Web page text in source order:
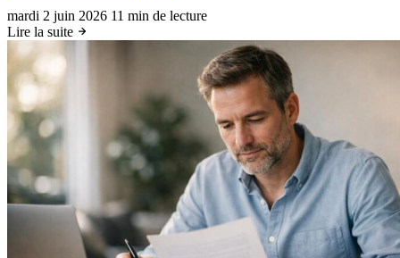
mardi 2 juin 2026 11 min de lecture
Lire la suite